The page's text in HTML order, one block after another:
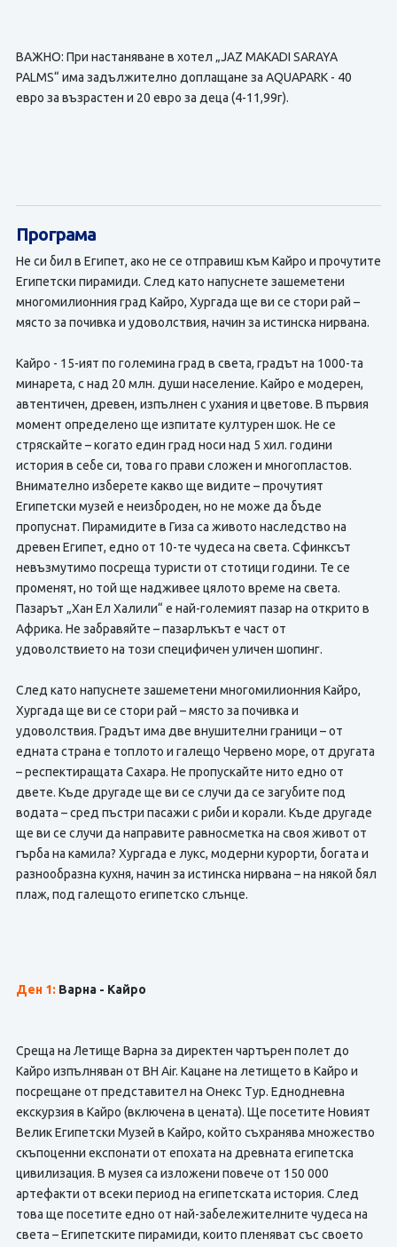
ВАЖНО: При настаняване в хотел „JAZ MAKADI SARAYA
PALMS“ има задължително доплащане за AQUAPARK - 40
евро за възрастен и 20 евро за деца (4-11,99г).
Програма
Не си бил в Египет, ако не се отправиш към Кайро и прочутите
Египетски пирамиди. След като напуснете зашеметени
многомилионния град Кайро, Хургада ще ви се стори рай –
място за почивка и удоволствия, начин за истинска нирвана.
Кайро - 15-ият по големина град в света, градът на 1000-та
минарета, с над 20 млн. души население. Кайро е модерен,
автентичен, древен, изпълнен с ухания и цветове. В първия
момент определено ще изпитате културен шок. Не се
стряскайте – когато един град носи над 5 хил. години
история в себе си, това го прави сложен и многопластов.
Внимателно изберете какво ще видите – прочутият
Египетски музей е неизброден, но не може да бъде
пропуснат. Пирамидите в Гиза са живото наследство на
древен Египет, едно от 10-те чудеса на света. Сфинксът
невъзмутимо посреща туристи от стотици години. Те се
променят, но той ще надживее цялото време на света.
Пазарът „Хан Ел Халили“ е най-големият пазар на открито в
Африка. Не забравяйте – пазарлъкът е част от
удоволствието на този специфичен уличен шопинг.
След като напуснете зашеметени многомилионния Кайро,
Хургада ще ви се стори рай – място за почивка и
удоволствия. Градът има две внушителни граници – от
едната страна е топлото и галещо Червено море, от другата
– респектиращата Сахара. Не пропускайте нито едно от
двете. Къде другаде ще ви се случи да се загубите под
водата – сред пъстри пасажи с риби и корали. Къде другаде
ще ви се случи да направите равносметка на своя живот от
гърба на камила? Хургада е лукс, модерни курорти, богата и
разнообразна кухня, начин за истинска нирвана – на някой бял
плаж, под галещото египетско слънце.
Ден 1: Варна - Кайро
Среща на Летище Варна за директен чартърен полет до
Кайро изпълняван от BH Air. Кацане на летището в Кайро и
посрещане от представител на Онекс Тур. Еднодневна
екскурзия в Кайро (включена в цената). Ще посетите Новият
Велик Египетски Музей в Кайро, който съхранява множество
скъпоценни експонати от епохата на древната египетска
цивилизация. В музея са изложени повече от 150 000
артефакти от всеки период на египетската история. След
това ще посетите едно от най-забележителните чудеса на
света – Египетските пирамиди, които пленяват със своето